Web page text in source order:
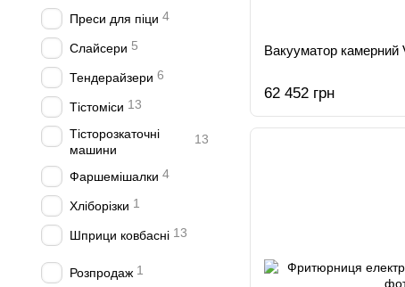
Вакууматор камерний
62 452 грн
Преси для піци 4
Слайсери 5
Тендерайзери 6
Тістоміси 13
Тісторозкаточні
машини
13
Фаршемішалки 4
Хліборізки 1
Шприци ковбасні 13
Розпродаж 1